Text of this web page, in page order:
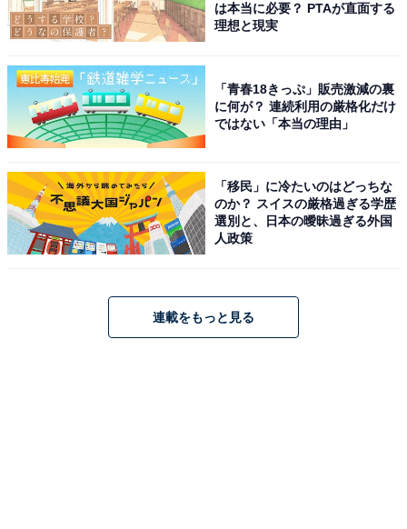
は本当に必要？ PTAが直面する
理想と現実
「青春18きっぷ」販売激減の裏
に何が？ 連続利用の厳格化だけ
ではない「本当の理由」
「移民」に冷たいのはどっちな
のか？ スイスの厳格過ぎる学歴
選別と、日本の曖昧過ぎる外国
人政策
連載をもっと見る